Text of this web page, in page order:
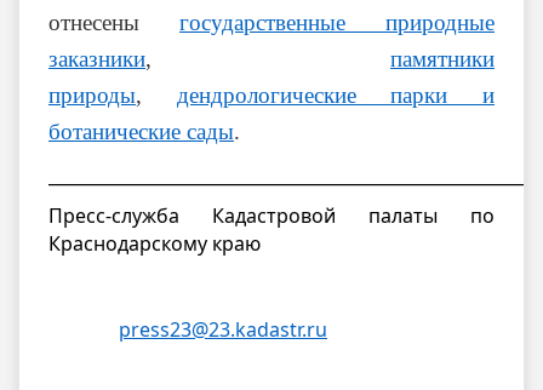
отнесены государственные природные
заказники, памятники
природы, дендрологические парки и
ботанические сады.
Пресс-служба Кадастровой палаты по
Краснодарскому краю
press23@23.kadastr.ru